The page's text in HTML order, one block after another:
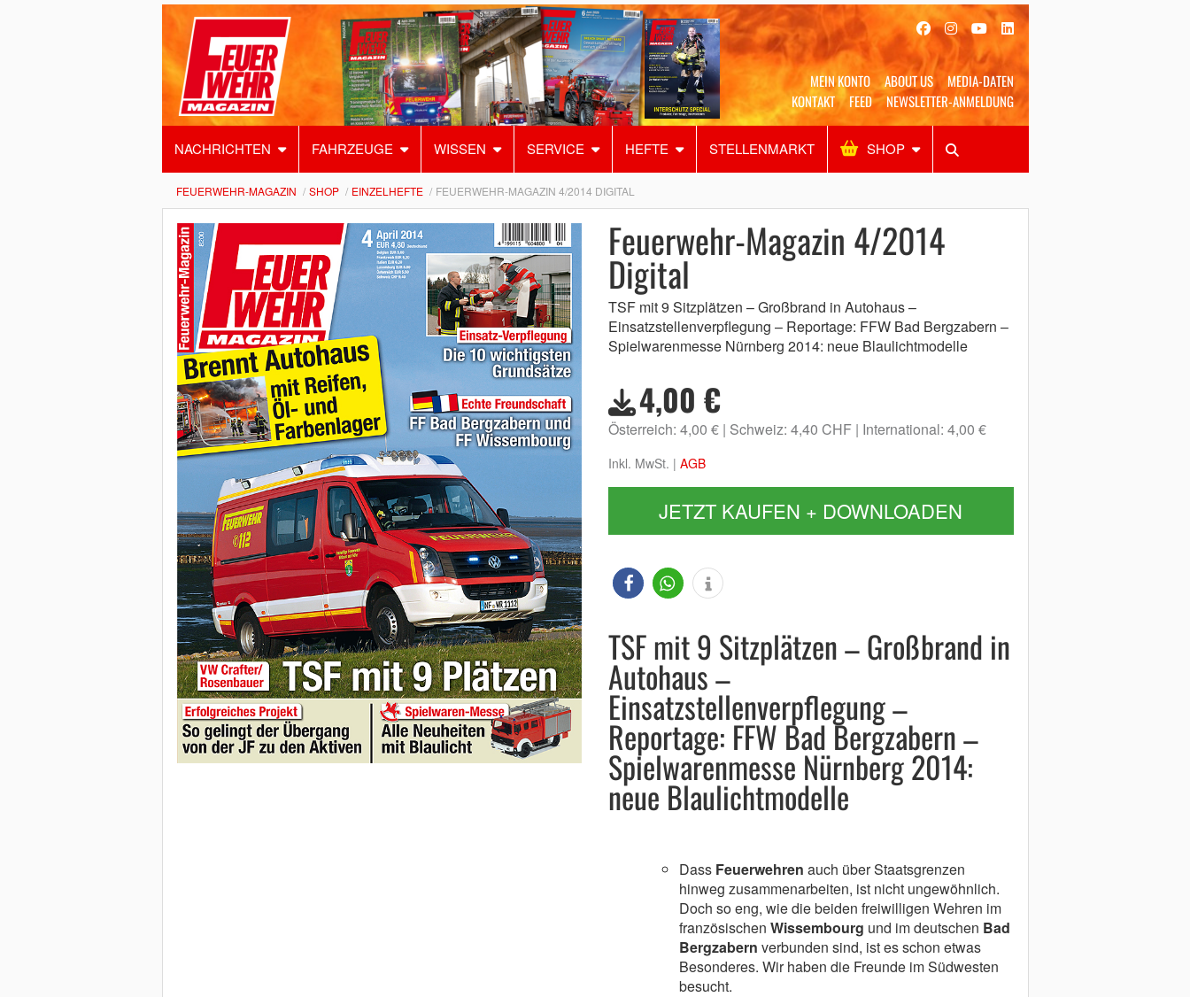
MEIN KONTO ABOUT US
MEDIA-DATEN
KONTAKT
FEED NEWSLETTER-ANMELDUNG
NACHRICHTEN FAHRZEUGE WISSEN SERVICE HEFTE STELLENMARKT SHOP
Alles Shop SUCHEN
FEUERWEHR-MAGAZIN SHOP EINZELHEFTE FEUERWEHR-MAGAZIN 4/2014 DIGITAL
Feuerwehr-Magazin 4/2014
Digital
TSF mit 9 Sitzplätzen – Großbrand in Autohaus –
Einsatzstellenverpflegung – Reportage: FFW Bad Bergzabern –
Spielwarenmesse Nürnberg 2014: neue Blaulichtmodelle
4,00 €
Österreich: 4,00 € Schweiz: 4,40 CHF International: 4,00 €
Inkl. MwSt. | AGB
JETZT KAUFEN + DOWNLOADEN
TSF mit 9 Sitzplätzen – Großbrand in
Autohaus –
Einsatzstellenverpflegung –
Reportage: FFW Bad Bergzabern –
Spielwarenmesse Nürnberg 2014:
neue Blaulichtmodelle
Dass Feuerwehren auch über Staatsgrenzen
hinweg zusammenarbeiten, ist nicht ungewöhnlich.
Doch so eng, wie die beiden freiwilligen Wehren im
französischen Wissembourg und im deutschen Bad
Bergzabern verbunden sind, ist es schon etwas
Besonderes. Wir haben die Freunde im Südwesten
besucht.